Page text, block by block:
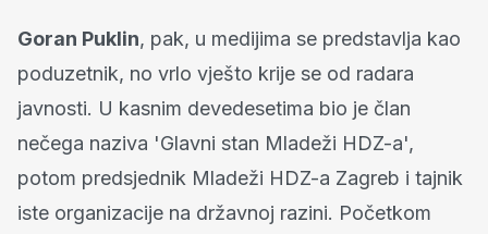
Goran Puklin, pak, u medijima se predstavlja kao
poduzetnik, no vrlo vješto krije se od radara
javnosti. U kasnim devedesetima bio je član
nečega naziva 'Glavni stan Mladeži HDZ-a',
potom predsjednik Mladeži HDZ-a Zagreb i tajnik
iste organizacije na državnoj razini. Početkom